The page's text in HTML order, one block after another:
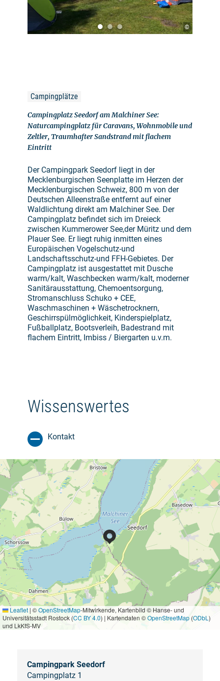
©
Campingplätze
Campingplatz Seedorf am Malchiner See:
Naturcampingplatz für Caravans, Wohnmobile und
Zeltler, Traumhafter Sandstrand mit flachem
Eintritt
Der Campingpark Seedorf liegt in der
Mecklenburgischen Seenplatte im Herzen der
Mecklenburgischen Schweiz, 800 m von der
Deutschen Alleenstraße entfernt auf einer
Waldlichtung direkt am Malchiner See. Der
Campingplatz befindet sich im Dreieck
zwischen Kummerower See,der Müritz und dem
Plauer See. Er liegt ruhig inmitten eines
Europäischen Vogelschutz-und
Landschaftsschutz-und FFH-Gebietes. Der
Campingplatz ist ausgestattet mit Dusche
warm/kalt, Waschbecken warm/kalt, moderner
Sanitärausstattung, Chemoentsorgung,
Stromanschluss Schuko + CEE,
Waschmaschinen + Wäschetrocknern,
Geschirrspülmöglichkeit, Kinderspielplatz,
Fußballplatz, Bootsverleih, Badestrand mit
flachem Eintritt, Imbiss / Biergarten u.v.m.
Wissenswertes
Kontakt
Leaflet | ©OpenStreetMap-Mitwirkende, Kartenbild © Hanse- und
Universitätsstadt Rostock (CC BY 4.0) | Kartendaten ©OpenStreetMap (ODbL )
und LkKfS-MV
Campingpark Seedorf
Campingplatz 1